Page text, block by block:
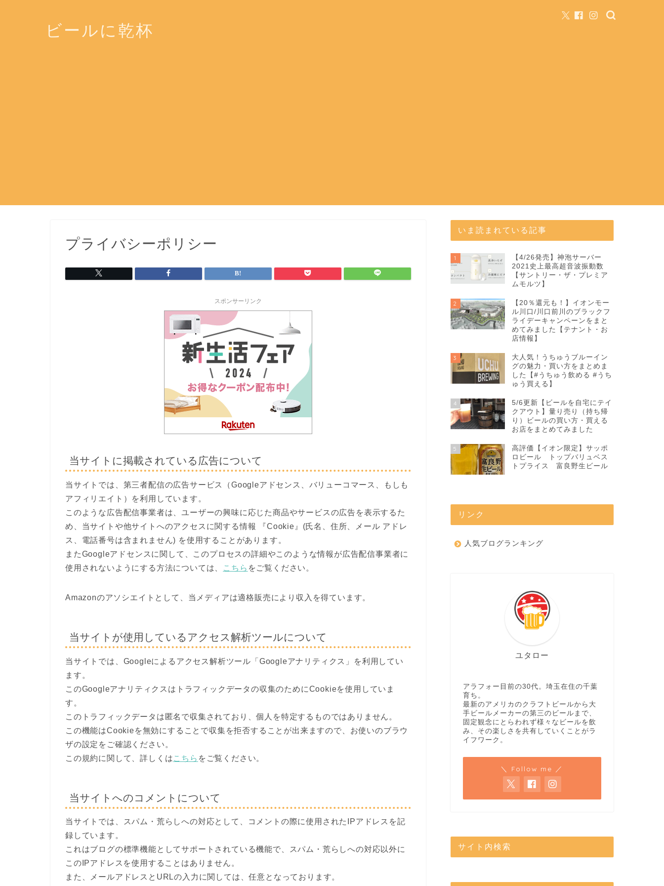
ビールに乾杯
プライバシーポリシー
スポンサーリンク
当サイトに掲載されている広告について
当サイトでは、第三者配信の広告サービス（Googleアドセンス、バリューコマース、もしも
アフィリエイト）を利用しています。
このような広告配信事業者は、ユーザーの興味に応じた商品やサービスの広告を表示するた
め、当サイトや他サイトへのアクセスに関する情報 『Cookie』(氏名、住所、メール アドレ
ス、電話番号は含まれません) を使用することがあります。
またGoogleアドセンスに関して、このプロセスの詳細やこのような情報が広告配信事業者に
使用されないようにする方法については、
こちら をご覧ください。
Amazonのアソシエイトとして、当メディアは適格販売により収入を得ています。
当サイトが使用しているアクセス解析ツールについて
当サイトでは、Googleによるアクセス解析ツール「Googleアナリティクス」を利用してい
ます。
このGoogleアナリティクスはトラフィックデータの収集のためにCookieを使用していま
す。
このトラフィックデータは匿名で収集されており、個人を特定するものではありません。
この機能はCookieを無効にすることで収集を拒否することが出来ますので、お使いのブラウ
ザの設定をご確認ください。
この規約に関して、詳しくはこちら をご覧ください。
当サイトへのコメントについて
当サイトでは、スパム・荒らしへの対応として、コメントの際に使用されたIPアドレスを記
録しています。
これはブログの標準機能としてサポートされている機能で、スパム・荒らしへの対応以外に
このIPアドレスを使用することはありません。
また、メールアドレスとURLの入力に関しては、任意となっております。
いま読まれている記事
1
【4/26発売】神泡サーバー
2021史上最高超音波振動数
【サントリー・ザ・プレミア
ムモルツ】
2
【20％還元も！】イオンモー
ル川口/川口前川のブラックフ
ライデーキャンペーンをまと
めてみました【テナント・お
店情報】
3
大人気！うちゅうブルーイン
グの魅力・買い方をまとめま
した【#うちゅう飲める #うち
ゅう買える】
4
5/6更新【ビールを自宅にテイ
クアウト】量り売り（持ち帰
り）ビールの買い方・買える
お店をまとめてみました
5
高評価【イオン限定】サッポ
ロビール トップバリュベス
トプライス 富良野生ビール
リンク
人気ブログランキング
ユタロー
アラフォー目前の30代。埼玉在住の千葉
育ち。
最新のアメリカのクラフトビールから大
手ビールメーカーの第三のビールまで、
固定観念にとらわれず様々なビールを飲
み、その楽しさを共有していくことがラ
イフワーク。
＼ Follow me ／
サイト内検索